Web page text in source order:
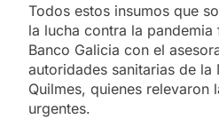
Todos estos insumos que
la lucha contra la
Banco Galicia con el
autoridades sanitarias de la
Quilmes, quienes relevaron
urgentes.